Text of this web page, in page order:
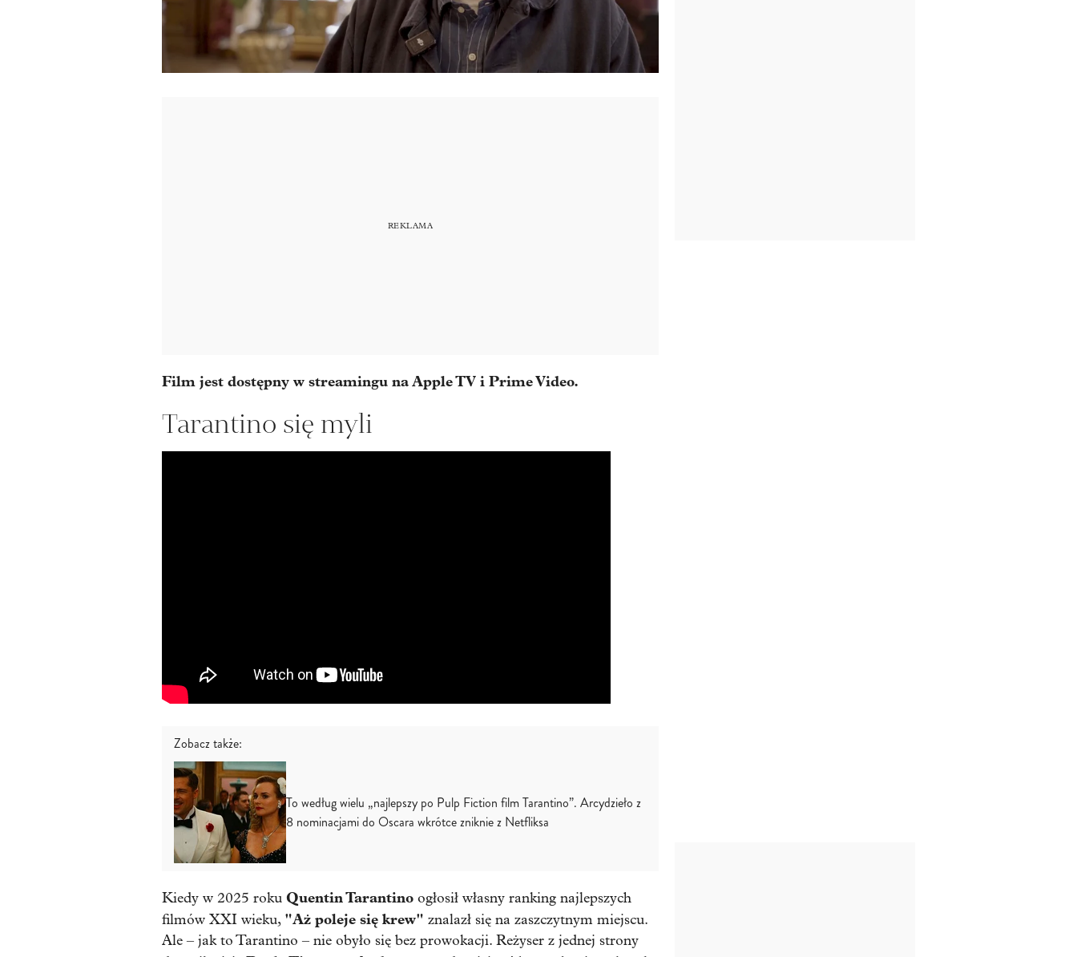
Film jest dostępny w streamingu na Apple TV i Prime Video.
Tarantino się myli
Zobacz także:
To według wielu „najlepszy po Pulp Fiction film Tarantino”. Arcydzieło z
8 nominacjami do Oscara wkrótce zniknie z Netfliksa
Kiedy w 2025 roku Quentin Tarantino ogłosił własny ranking najlepszych
filmów XXI wieku, "Aż poleje się krew" znalazł się na zaszczytnym miejscu.
Ale – jak to Tarantino – nie obyło się bez prowokacji. Reżyser z jednej strony